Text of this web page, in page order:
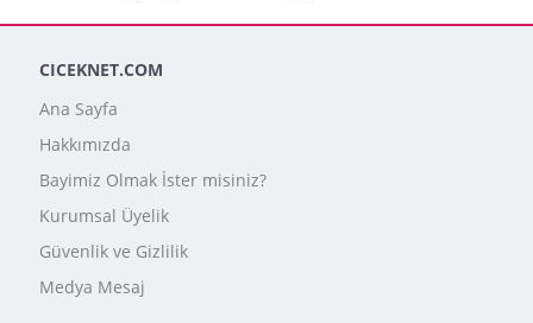
CICEKNET.COM
Ana Sayfa
Hakkımızda
Bayimiz Olmak İster misiniz?
Kurumsal Üyelik
Güvenlik ve Gizlilik
Medya Mesaj